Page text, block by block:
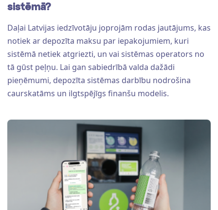
sistēmā?
Daļai Latvijas iedzīvotāju joprojām rodas jautājums, kas
notiek ar depozīta maksu par iepakojumiem, kuri
sistēmā netiek atgriezti, un vai sistēmas operators no
tā gūst peļņu. Lai gan sabiedrībā valda dažādi
pieņēmumi, depozīta sistēmas darbību nodrošina
caurskatāms un ilgtspējīgs finanšu modelis.